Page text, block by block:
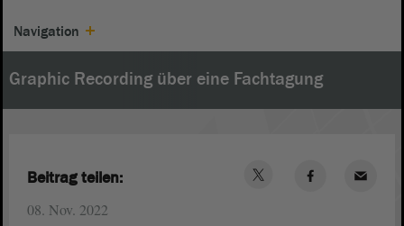
Navigation
Graphic Recording über eine Fachtagung
08. Nov. 2022
Beitrag teilen: